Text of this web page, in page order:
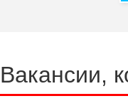
Вакансии,